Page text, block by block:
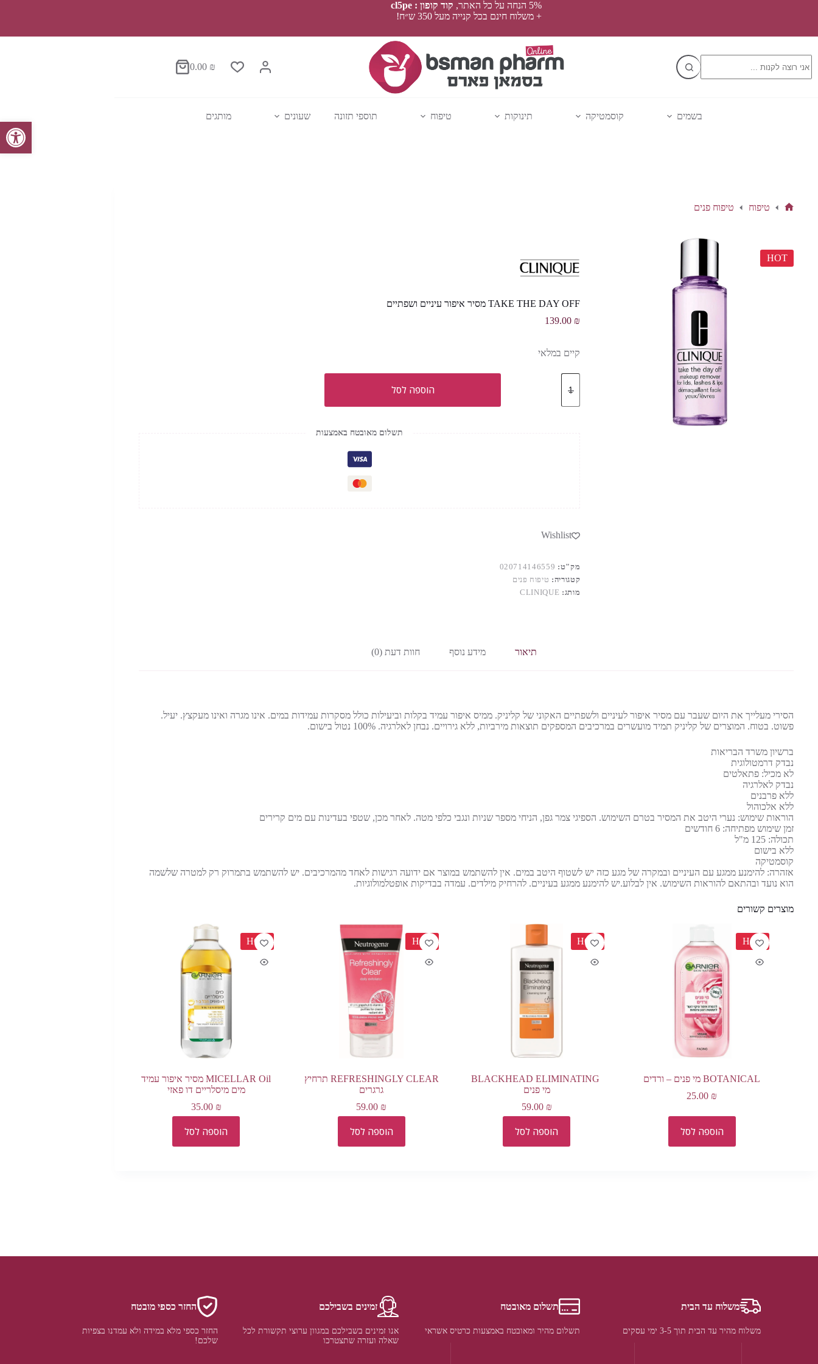
פתח סרגל נגישות
5% הנחה על כל האתר,
קוד קופון : cl5pe
+ משלוח חינם בכל קנייה מעל 350 ש״ח!
results
סל0.00 ₪
בשמים קוסמטיקה תינוקות טיפוח תוספי תזונה שעונים מותגים
טיפוח טיפוח פנים
HOT
TAKE THE DAY OFF מסיר איפור עיניים ושפתיים
139.00 ₪
קיים במלאי
כמות
של
THE
הוספה לסל
תשלום מאובטח באמצעות
Wishlist
מק"ט: 020714146559
קטגוריה: טיפוח פנים
מותג: CLINIQUE
תיאור מידע נוסף חוות דעת (0)
הסירי מעלייך את היום שעבר עם מסיר איפור לעיניים ולשפתיים האקוני של קליניק. ממיס איפור עמיד בקלות וביעילות כולל מסקרות עמידות במים. אינו מגרה ואינו מעקצץ. יעיל.
פשוט. בטוח. המוצרים של קליניק תמיד מועשרים במרכיבים המספקים תוצאות מירביות, ללא גירויים. נבחן לאלרגיה. 100% נטול בישום.
ברשיון משרד הבריאות
נבדק דרמטולוגית
לא מכיל: פתאלטים
נבדק לאלרגיה
ללא פרבנים
ללא אלכוהול
הוראות שימוש: נערי היטב את המסיר בטרם השימוש. הספיגי צמר גפן, הניחי מספר שניות ונגבי כלפי מטה. לאחר מכן, שטפי בעדינות עם מים קרירים
זמן שימוש מפתיחה: 6 חודשים
תכולה: 125 מ"ל
ללא בישום
קוסמטיקה
אזהרה: להימנע ממגע עם העיניים ובמקרה של מגע כזה יש לשטוף היטב במים. אין להשתמש במוצר אם ידועה רגישות לאחד מהמרכיבים. יש להשתמש בתמרוק רק למטרה שלשמה
הוא נועד ובהתאם להוראות השימוש. אין לבלוע.יש להימנע ממגע בעיניים. להרחיק מילדים. עמדה בבדיקות אופטלמולוגיות.
מוצרים קשורים
HOT
BOTANICAL מי פנים – ורדים
25.00 ₪
הוספה לסל
HOT
BLACKHEAD ELIMINATING
מי פנים
59.00 ₪
הוספה לסל
HOT
REFRESHINGLY CLEAR תרחיץ
גרגרים
59.00 ₪
הוספה לסל
HOT
MICELLAR Oil מסיר איפור עמיד
מים מיסלריים דו פאזי
35.00 ₪
הוספה לסל
משלוח עד הבית
משלוח מהיר עד הבית תוך 3-5 ימי עסקים
תשלום מאובטח
תשלום מהיר ומאובטח באמצעות כרטיס אשראי
זמינים בשבילכם
אנו זמינים בשבילכם במגוון ערוצי תקשורת לכל
שאלה ועזרה שתצטרכו
החזר כספי מובטח
החזר כספי מלא במידה ולא עמדנו בצפיות
שלכם!